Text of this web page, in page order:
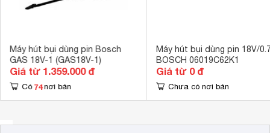
Máy hút bụi dùng pin Bosch
GAS 18V-1 (GAS18V-1)
Giá từ 1.359.000 đ
Có 74 nơi bán
Máy hút bụi dùng pin 18V/
BOSCH 06019C62K1
Giá từ 0 đ
Chưa có nơi bán